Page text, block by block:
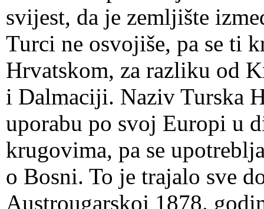
svijest, da je zemljište
Turci ne osvojiše, pa se ti
Hrvatskom, za razliku od
i Dalmaciji. Naziv Turska
uporabu po svoj Europi u
krugovima, pa se
o Bosni. To je trajalo sve
Austrougarskoj 1878.